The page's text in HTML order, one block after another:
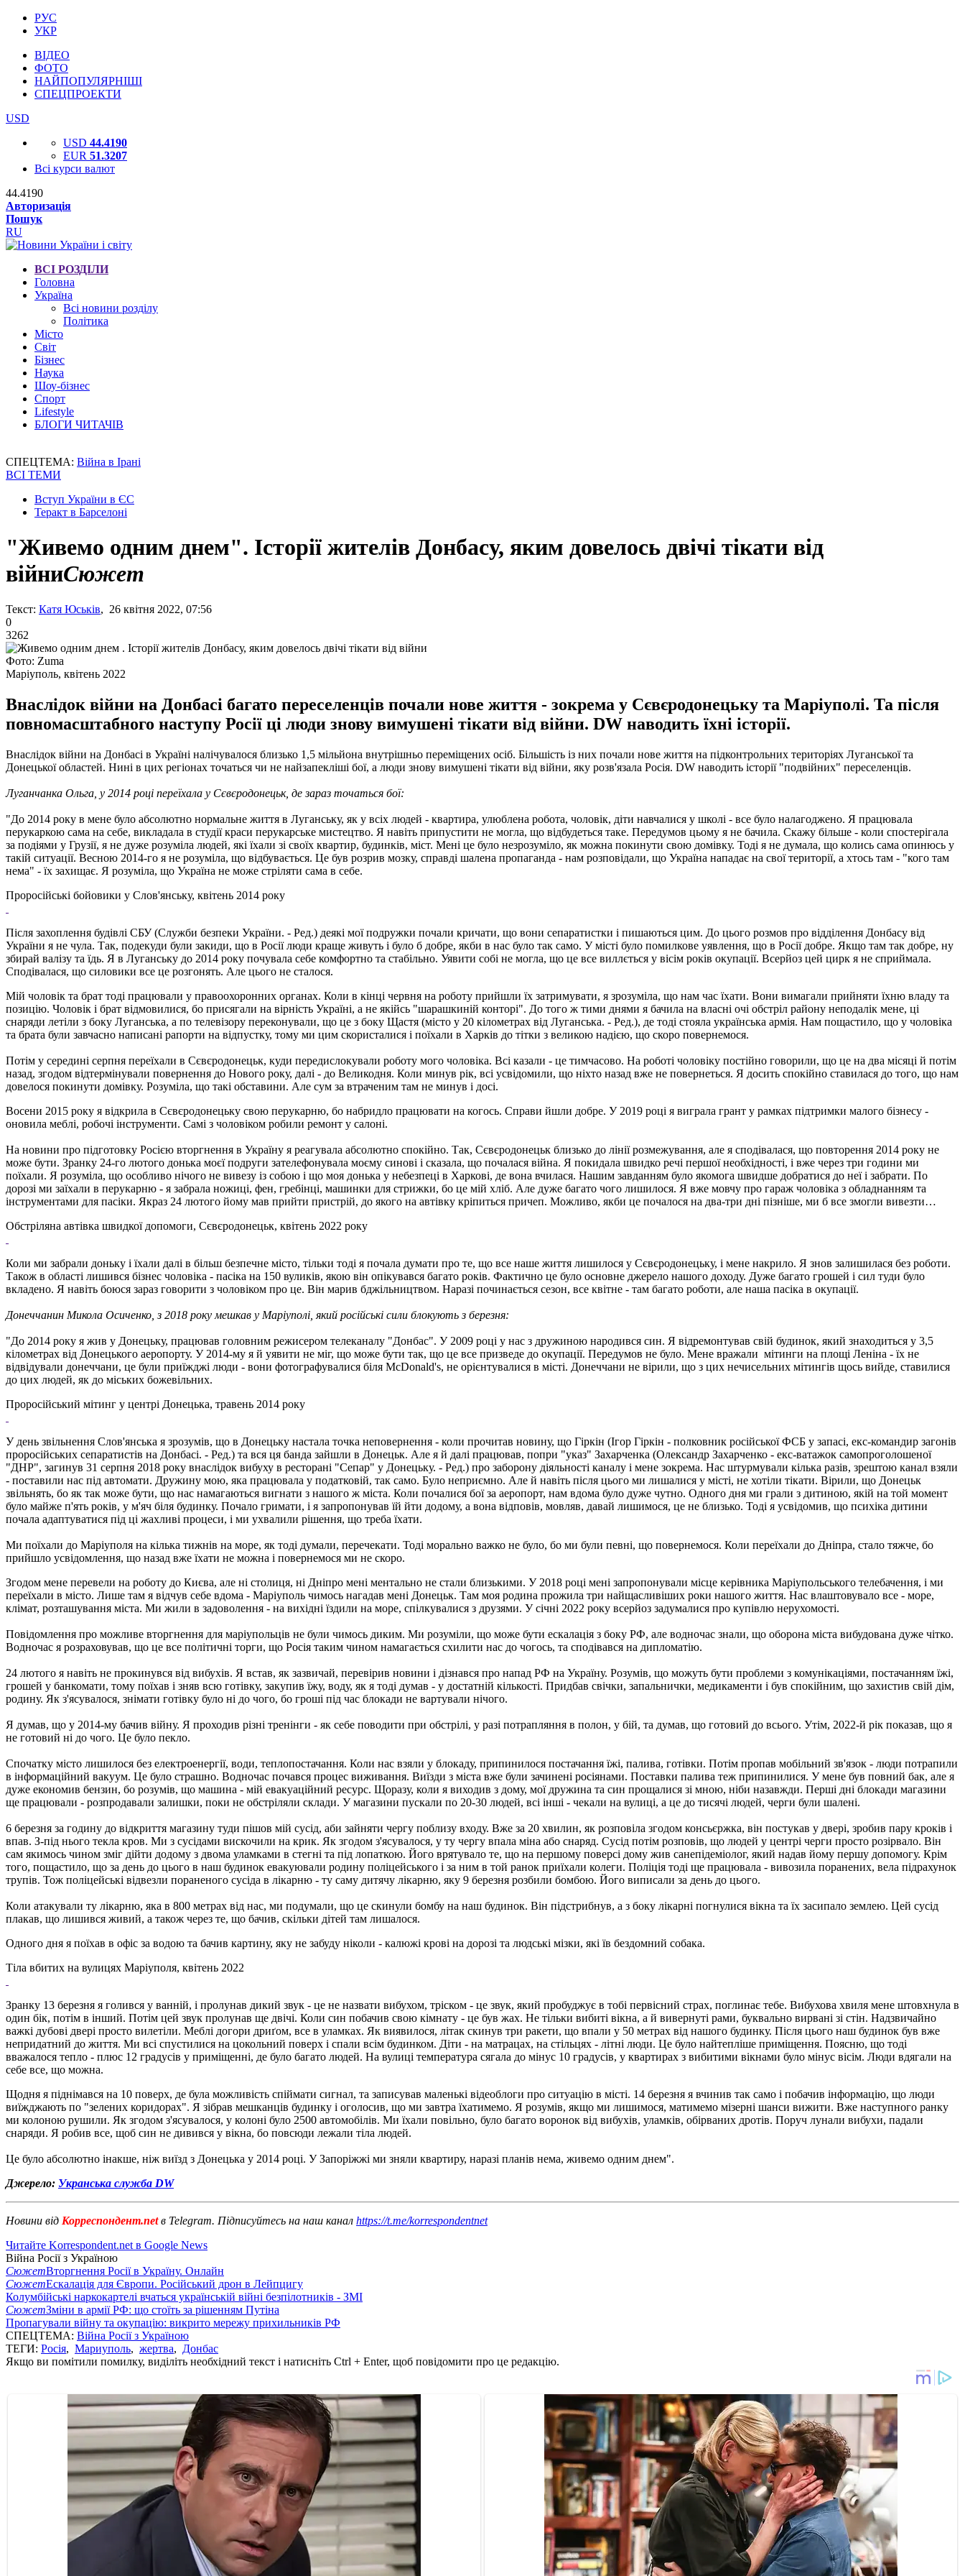
РУС
УКР
ВІДЕО
ФОТО
НАЙПОПУЛЯРНІШІ
СПЕЦПРОЕКТИ
USD
USD 44.4190
EUR 51.3207
Всі курси валют
44.4190
Авторизація
Пошук
RU
ВСІ РОЗДІЛИ
Головна
Україна
Всі новини розділу
Політика
Місто
Світ
Бізнес
Наука
Шоу-бізнес
Спорт
Lifestyle
БЛОГИ ЧИТАЧІВ
СПЕЦТЕМА: Війна в Ірані
ВСІ ТЕМИ
Вступ України в ЄС
Теракт в Барселоні
"Живемо одним днем". Історії жителів Донбасу, яким довелось двічі тікати від
війниСюжет
Текст: Катя Юськів, 26 квітня 2022, 07:56
0
3262
Фото: Zuma
Маріуполь, квітень 2022
Внаслідок війни на Донбасі багато переселенців почали нове життя - зокрема у Сєвєродонецьку та Маріуполі. Та після
повномасштабного наступу Росії ці люди знову вимушені тікати від війни. DW наводить їхні історії.
Внаслідок війни на Донбасі в Україні налічувалося близько 1,5 мільйона внутрішньо переміщених осіб. Більшість із них почали нове життя на підконтрольних територіях Луганської та
Донецької областей. Нині в цих регіонах точаться чи не найзапекліші бої, а люди знову вимушені тікати від війни, яку розв'язала Росія. DW наводить історії "подвійних" переселенців.
Луганчанка Ольга, у 2014 році переїхала у Сєвєродонецьк, де зараз точаться бої:
"До 2014 року в мене було абсолютно нормальне життя в Луганську, як у всіх людей - квартира, улюблена робота, чоловік, діти навчалися у школі - все було налагоджено. Я працювала
перукаркою сама на себе, викладала в студії краси перукарське мистецтво. Я навіть припустити не могла, що відбудеться таке. Передумов цьому я не бачила. Скажу більше - коли спостерігала
за подіями у Грузії, я не дуже розуміла людей, які їхали зі своїх квартир, будинків, міст. Мені це було незрозуміло, як можна покинути свою домівку. Тоді я не думала, що колись сама опинюсь у
такій ситуації. Весною 2014-го я не розуміла, що відбувається. Це був розрив мозку, справді шалена пропаганда - нам розповідали, що Україна нападає на свої території, а хтось там - "кого там
нема" - їх захищає. Я розуміла, що Україна не може стріляти сама в себе.
Проросійські бойовики у Слов'янську, квітень 2014 року
Після захоплення будівлі СБУ (Служби безпеки України. - Ред.) деякі мої подружки почали кричати, що вони сепаратистки і пишаються цим. До цього розмов про відділення Донбасу від
України я не чула. Так, подекуди були закиди, що в Росії люди краще живуть і було б добре, якби в нас було так само. У місті було помилкове уявлення, що в Росії добре. Якщо там так добре, ну
збирай валізу та їдь. Я в Луганську до 2014 року почувала себе комфортно та стабільно. Уявити собі не могла, що це все виллється у вісім років окупації. Всерйоз цей цирк я не сприймала.
Сподівалася, що силовики все це розгонять. Але цього не сталося.
Мій чоловік та брат тоді працювали у правоохоронних органах. Коли в кінці червня на роботу прийшли їх затримувати, я зрозуміла, що нам час їхати. Вони вимагали прийняти їхню владу та
позицію. Чоловік і брат відмовилися, бо присягали на вірність Україні, а не якійсь "шарашкиній конторі". До того ж тими днями я бачила на власні очі обстріл району неподалік мене, ці
снаряди летіли з боку Луганська, а по телевізору переконували, що це з боку Щастя (місто у 20 кілометрах від Луганська. - Ред.), де тоді стояла українська армія. Нам пощастило, що у чоловіка
та брата були завчасно написані рапорти на відпустку, тому ми цим скористалися і поїхали в Харків до тітки з великою надією, що скоро повернемося.
Потім у середині серпня переїхали в Сєвєродонецьк, куди передислокували роботу мого чоловіка. Всі казали - це тимчасово. На роботі чоловіку постійно говорили, що це на два місяці й потім
назад, згодом відтермінували повернення до Нового року, далі - до Великодня. Коли минув рік, всі усвідомили, що ніхто назад вже не повернеться. Я досить спокійно ставилася до того, що нам
довелося покинути домівку. Розуміла, що такі обставини. Але сум за втраченим там не минув і досі.
Восени 2015 року я відкрила в Сєвєродонецьку свою перукарню, бо набридло працювати на когось. Справи йшли добре. У 2019 році я виграла грант у рамках підтримки малого бізнесу -
оновила меблі, робочі інструменти. Самі з чоловіком робили ремонт у салоні.
На новини про підготовку Росією вторгнення в Україну я реагувала абсолютно спокійно. Так, Сєвєродонецьк близько до лінії розмежування, але я сподівалася, що повторення 2014 року не
може бути. Зранку 24-го лютого донька моєї подруги зателефонувала моєму синові і сказала, що почалася війна. Я покидала швидко речі першої необхідності, і вже через три години ми
поїхали. Я розуміла, що особливо нічого не вивезу із собою і що моя донька у небезпеці в Харкові, де вона вчилася. Нашим завданням було якомога швидше добратися до неї і забрати. По
дорозі ми заїхали в перукарню - я забрала ножиці, фен, гребінці, машинки для стрижки, бо це мій хліб. Але дуже багато чого лишилося. Я вже мовчу про гараж чоловіка з обладнанням та
інструментами для пасіки. Якраз 24 лютого йому мав прийти пристрій, до якого на автівку кріпиться причеп. Можливо, якби це почалося на два-три дні пізніше, ми б все змогли вивезти…
Обстріляна автівка швидкої допомоги, Сєвєродонецьк, квітень 2022 року
Коли ми забрали доньку і їхали далі в більш безпечне місто, тільки тоді я почала думати про те, що все наше життя лишилося у Сєвєродонецьку, і мене накрило. Я знов залишилася без роботи.
Також в області лишився бізнес чоловіка - пасіка на 150 вуликів, якою він опікувався багато років. Фактично це було основне джерело нашого доходу. Дуже багато грошей і сил туди було
вкладено. Я навіть боюся зараз говорити з чоловіком про це. Він марив бджільництвом. Наразі починається сезон, все квітне - там багато роботи, але наша пасіка в окупації.
Донеччанин Микола Осиченко, з 2018 року мешкав у Маріуполі, який російські сили блокують з березня:
"До 2014 року я жив у Донецьку, працював головним режисером телеканалу "Донбас". У 2009 році у нас з дружиною народився син. Я відремонтував свій будинок, який знаходиться у 3,5
кілометрах від Донецького аеропорту. У 2014-му я й уявити не міг, що може бути так, що це все призведе до окупації. Передумов не було. Мене вражали мітинги на площі Леніна - їх не
відвідували донеччани, це були приїжджі люди - вони фотографувалися біля McDonald's, не орієнтувалися в місті. Донеччани не вірили, що з цих нечисельних мітингів щось вийде, ставилися
до цих людей, як до міських божевільних.
Проросійський мітинг у центрі Донецька, травень 2014 року
У день звільнення Слов'янська я зрозумів, що в Донецьку настала точка неповернення - коли прочитав новину, що Гіркін (Ігор Гіркін - полковник російської ФСБ у запасі, екс-командир загонів
проросійських сепаратистів на Донбасі. - Ред.) та вся ця банда зайшли в Донецьк. Але я й далі працював, попри "указ" Захарченка (Олександр Захарченко - екс-ватажок самопроголошеної
"ДНР", загинув 31 серпня 2018 року внаслідок вибуху в ресторані "Сепар" у Донецьку. - Ред.) про заборону діяльності каналу і мене зокрема. Нас штурмували кілька разів, зрештою канал взяли
- поставили нас під автомати. Дружину мою, яка працювала у податковій, так само. Було неприємно. Але й навіть після цього ми лишалися у місті, не хотіли тікати. Вірили, що Донецьк
звільнять, бо як так може бути, що нас намагаються вигнати з нашого ж міста. Коли почалися бої за аеропорт, нам вдома було дуже чутно. Одного дня ми грали з дитиною, якій на той момент
було майже п'ять років, у м'яч біля будинку. Почало гримати, і я запропонував їй йти додому, а вона відповів, мовляв, давай лишимося, це не близько. Тоді я усвідомив, що психіка дитини
почала адаптуватися під ці жахливі процеси, і ми ухвалили рішення, що треба їхати.
Ми поїхали до Маріуполя на кілька тижнів на море, як тоді думали, перечекати. Тоді морально важко не було, бо ми були певні, що повернемося. Коли переїхали до Дніпра, стало тяжче, бо
прийшло усвідомлення, що назад вже їхати не можна і повернемося ми не скоро.
Згодом мене перевели на роботу до Києва, але ні столиця, ні Дніпро мені ментально не стали близькими. У 2018 році мені запропонували місце керівника Маріупольського телебачення, і ми
переїхали в місто. Лише там я відчув себе вдома - Маріуполь чимось нагадав мені Донецьк. Там моя родина прожила три найщасливіших роки нашого життя. Нас влаштовувало все - море,
клімат, розташування міста. Ми жили в задоволення - на вихідні їздили на море, спілкувалися з друзями. У січні 2022 року всерйоз задумалися про купівлю нерухомості.
Повідомлення про можливе вторгнення для маріупольців не були чимось диким. Ми розуміли, що може бути ескалація з боку РФ, але водночас знали, що оборона міста вибудована дуже чітко.
Водночас я розраховував, що це все політичні торги, що Росія таким чином намагається схилити нас до чогось, та сподівався на дипломатію.
24 лютого я навіть не прокинувся від вибухів. Я встав, як зазвичай, перевірив новини і дізнався про напад РФ на Україну. Розумів, що можуть бути проблеми з комунікаціями, постачанням їжі,
грошей у банкомати, тому поїхав і зняв всю готівку, закупив їжу, воду, як я тоді думав - у достатній кількості. Придбав свічки, запальнички, медикаменти і був спокійним, що захистив свій дім,
родину. Як з'ясувалося, знімати готівку було ні до чого, бо гроші під час блокади не вартували нічого.
Я думав, що у 2014-му бачив війну. Я проходив різні тренінги - як себе поводити при обстрілі, у разі потрапляння в полон, у бій, та думав, що готовий до всього. Утім, 2022-й рік показав, що я
не готовий ні до чого. Це було пекло.
Спочатку місто лишилося без електроенергії, води, теплопостачання. Коли нас взяли у блокаду, припинилося постачання їжі, палива, готівки. Потім пропав мобільний зв'язок - люди потрапили
в інформаційний вакуум. Це було страшно. Водночас почався процес виживання. Виїзди з міста вже були зачинені росіянами. Поставки палива теж припинилися. У мене був повний бак, але я
дуже економив бензин, бо розумів, що машина - мій евакуаційний ресурс. Щоразу, коли я виходив з дому, мої дружина та син прощалися зі мною, ніби назавжди. Перші дні блокади магазини
ще працювали - розпродавали залишки, поки не обстріляли склади. У магазини пускали по 20-30 людей, всі інші - чекали на вулиці, а це до тисячі людей, черги були шалені.
6 березня за годину до відкриття магазину туди пішов мій сусід, аби зайняти чергу поблизу входу. Вже за 20 хвилин, як розповіла згодом консьєржка, він постукав у двері, зробив пару кроків і
впав. З-під нього текла кров. Ми з сусідами вискочили на крик. Як згодом з'ясувалося, у ту чергу впала міна або снаряд. Сусід потім розповів, що людей у центрі черги просто розірвало. Він
сам якимось чином зміг дійти додому з двома уламками в стегні та під лопаткою. Його врятувало те, що на першому поверсі дому жив санепідеміолог, який надав йому першу допомогу. Крім
того, пощастило, що за день до цього в наш будинок евакуювали родину поліцейського і за ним в той ранок приїхали колеги. Поліція тоді ще працювала - вивозила поранених, вела підрахунок
трупів. Тож поліцейські відвезли пораненого сусіда в лікарню - ту саму дитячу лікарню, яку 9 березня розбили бомбою. Його виписали за день до цього.
Коли атакували ту лікарню, яка в 800 метрах від нас, ми подумали, що це скинули бомбу на наш будинок. Він підстрибнув, а з боку лікарні погнулися вікна та їх засипало землею. Цей сусід
плакав, що лишився живий, а також через те, що бачив, скільки дітей там лишалося.
Одного дня я поїхав в офіс за водою та бачив картину, яку не забуду ніколи - калюжі крові на дорозі та людські мізки, які їв бездомний собака.
Тіла вбитих на вулицях Маріуполя, квітень 2022
Зранку 13 березня я голився у ванній, і пролунав дикий звук - це не назвати вибухом, тріском - це звук, який пробуджує в тобі первісний страх, поглинає тебе. Вибухова хвиля мене штовхнула в
один бік, потім в інший. Потім цей звук пролунав ще двічі. Коли син побачив свою кімнату - це був жах. Не тільки вибиті вікна, а й вивернуті рами, буквально вирвані зі стін. Надзвичайно
важкі дубові двері просто вилетіли. Меблі догори дриґом, все в уламках. Як виявилося, літак скинув три ракети, що впали у 50 метрах від нашого будинку. Після цього наш будинок був вже
непридатний до життя. Ми всі спустилися на цокольний поверх і спали всім будинком. Діти - на матрацах, на стільцях - літні люди. Це було найтепліше приміщення. Поясню, що тоді
вважалося тепло - плюс 12 градусів у приміщенні, де було багато людей. На вулиці температура сягала до мінус 10 градусів, у квартирах з вибитими вікнами було мінус вісім. Люди вдягали на
себе все, що можна.
Щодня я піднімався на 10 поверх, де була можливість спіймати сигнал, та записував маленькі відеоблоги про ситуацію в місті. 14 березня я вчинив так само і побачив інформацію, що люди
виїжджають по "зелених коридорах". Я зібрав мешканців будинку і оголосив, що ми завтра їхатимемо. Я розумів, якщо ми лишимося, матимемо мізерні шанси вижити. Вже наступного ранку
ми колоною рушили. Як згодом з'ясувалося, у колоні було 2500 автомобілів. Ми їхали повільно, було багато воронок від вибухів, уламків, обірваних дротів. Поруч лунали вибухи, падали
снаряди. Я робив все, щоб син не дивився у вікна, бо повсюди лежали тіла людей.
Це було абсолютно інакше, ніж виїзд з Донецька у 2014 році. У Запоріжжі ми зняли квартиру, наразі планів нема, живемо одним днем".
Джерело: Укранська служба DW
Новини від Корреспондент.netв Telegram. Підписуйтесь на наш канал https://t.me/korrespondentnet
Читайте Korrespondent.net в Google News
Війна Росії з Україною
СюжетВторгнення Росії в Україну. Онлайн
СюжетЕскалація для Європи. Російський дрон в Лейпцигу
Колумбійські наркокартелі вчаться українській війні безпілотників - ЗМІ
СюжетЗміни в армії РФ: що стоїть за рішенням Путіна
Пропагували війну та окупацію: викрито мережу прихильників РФ
СПЕЦТЕМА: Війна Росії з Україною
ТЕГИ: Росія, Мариуполь, жертва, Донбас
Якщо ви помітили помилку, виділіть необхідний текст і натисніть Ctrl + Enter, щоб повідомити про це редакцію.